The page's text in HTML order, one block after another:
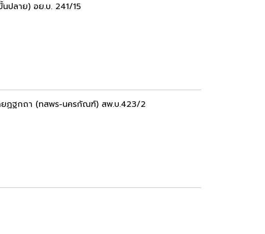
ลาย) อย.บ. 241/15
ฏฐกถา (ทสพร-นครกัณฑ์) สพ.บ.423/2